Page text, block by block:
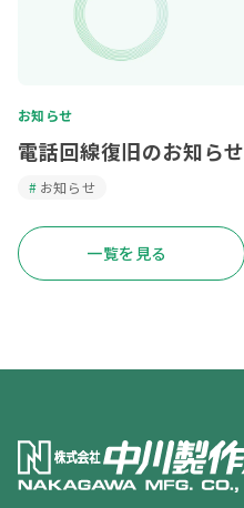
お知らせ
電話回線復旧のお知らせ
お知らせ
一覧を見る